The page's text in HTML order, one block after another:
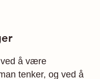
ved å være
tenker, og ved å